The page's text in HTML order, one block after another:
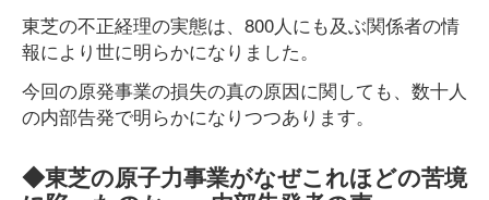
東芝の不正経理の実態は、800人にも及ぶ関係者の情
報により世に明らかになりました。
今回の原発事業の損失の真の原因に関しても、数十人
の内部告発で明らかになりつつあります。
◆東芝の原子力事業がなぜこれほどの苦境